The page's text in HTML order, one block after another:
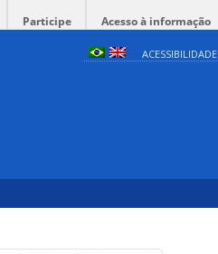
Participe Acesso à informação
ACESSIBILIDADE